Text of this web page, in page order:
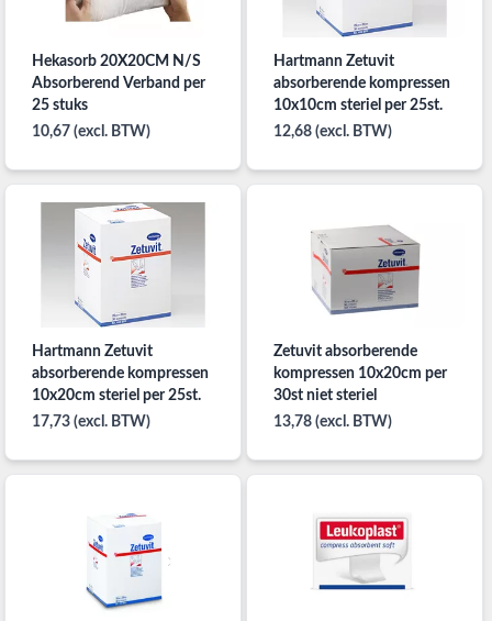
Hekasorb 20X20CM N/S
Absorberend Verband per
25 stuks
10,67 (excl. BTW)
Hartmann Zetuvit
absorberende kompressen
10x10cm steriel per 25st.
12,68 (excl. BTW)
Hartmann Zetuvit
absorberende kompressen
10x20cm steriel per 25st.
17,73 (excl. BTW)
Zetuvit absorberende
kompressen 10x20cm per
30st niet steriel
13,78 (excl. BTW)